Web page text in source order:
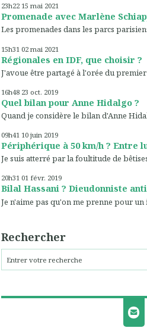
23h22 15 mai 2021
Promenade avec Marlène
Les promenades dans les parcs
15h31 02 mai 2021
Régionales en IDF, que choisir ?
J'avoue être partagé à l'orée du premier
16h48 23 oct. 2019
Quel bilan pour Anne Hidalgo ?
Quand je considère le bilan d'Anne
09h41 10 juin 2019
Périphérique à 50 km/h ? Entre
Je suis atterré par la foultitude de
20h31 01 févr. 2019
Bilal Hassani ? Dieudonniste
Je n'aime pas qu'on me prenne pour un
Rechercher